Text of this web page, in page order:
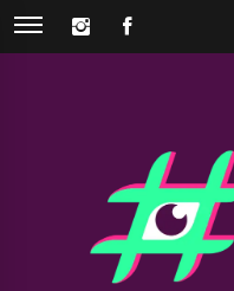
Skip
INSTAGRAM